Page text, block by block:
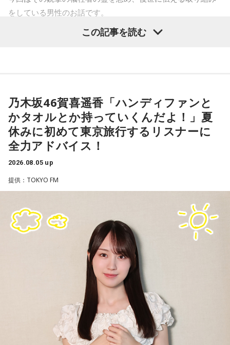
をしている男性のお話です。
さ」号、「かいじ」号。列車が、大きな天狗の像がある高尾
駅のホームを横目に通過すると、車窓は一気に山深くなり、
小仏峠に向けて登り坂をぐいぐいと登っていきます。その最
初にくぐるトンネルの名前を「湯の花トンネル」といいま
いまから81年前、1945年8月5日は晴天に恵まれた日曜日で
運転を見合わせていましたが、急ピッチで復旧工事が行わ
れ、この日から全線で運転を再開します。
湯の花トンネル近くを走る、現在の中央本線の下り普通列車（当時は画像左・上り線の単線
新宿駅10時10分発「419列車」、普通列車・長野行には、軍
人をはじめ、買い出しや疎開先を目指す人たちが、大挙して
乗り込みました。デッキにも人があふれ、なかには窓から出
入りする子供もいたといいます。列車は、浅川駅、今の高尾
駅を正午過ぎ、およそ1時間遅れで発車。すし詰めの車内では
この記事を読む
乃木坂46賀喜遥香「ハンディファンと
かタオルとか持っていくんだよ！」夏
休みに初めて東京旅行するリスナーに
全力アドバイス！
2026.08.05 up
提供：TOKYO FM